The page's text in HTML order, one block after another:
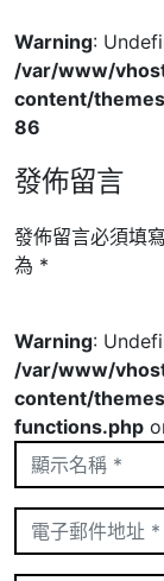
Warning:
/var/www/
content/
86
發佈留言
發佈留言必須填
為 *
Warning:
/var/www/
content/
functions.php